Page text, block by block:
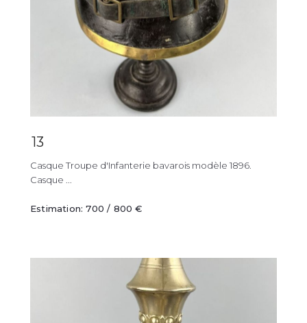
13
Casque Troupe d'Infanterie bavarois modèle 1896.
Casque ...
Estimation: 700 / 800 €